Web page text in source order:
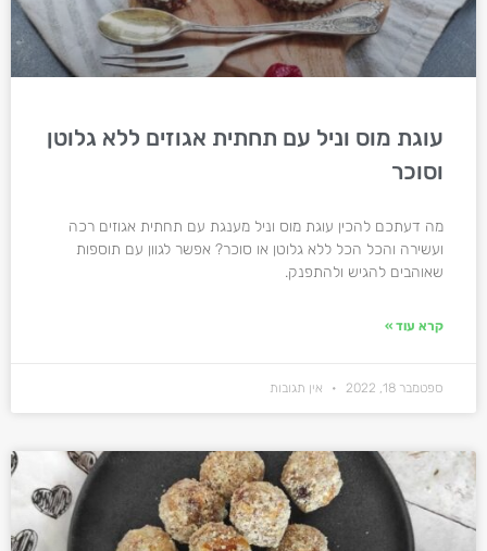
עוגת מוס וניל עם תחתית אגוזים ללא גלוטן
וסוכר
מה דעתכם להכין עוגת מוס וניל מענגת עם תחתית אגוזים רכה
ועשירה והכל הכל ללא גלוטן או סוכר? אפשר לגוון עם תוספות
שאוהבים להגיש ולהתפנק.
קרא עוד »
ספטמבר 18, 2022 אין תגובות